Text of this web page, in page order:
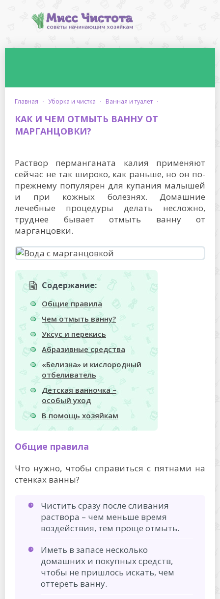
главная · уборка и чистка · ванная и туалет ·
КАК И ЧЕМ ОТМЫТЬ ВАННУ ОТ
МАРГАНЦОВКИ?
Раствор перманганата калия применяют
сейчас не так широко, как раньше, но он по-
прежнему популярен для купания малышей
и при кожных болезнях. Домашние
лечебные процедуры делать несложно,
труднее бывает отмыть ванну от
марганцовки.
Содержание:
Общие правила
Чем отмыть ванну?
Уксус и перекись
Абразивные средства
«Белизна» и кислородный
отбеливатель
Детская ванночка –
особый уход
В помощь хозяйкам
Общие правила
Что нужно, чтобы справиться с пятнами на
стенках ванны?
Чистить сразу после сливания
раствора – чем меньше время
воздействия, тем проще отмыть.
Иметь в запасе несколько
домашних и покупных средств,
чтобы не пришлось искать, чем
оттереть ванну.